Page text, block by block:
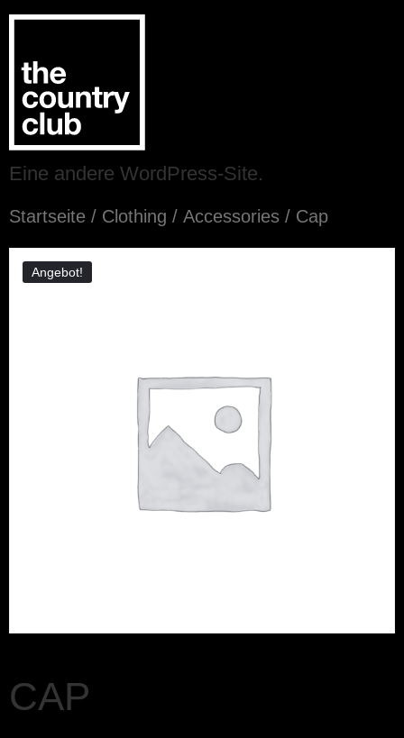
Eine andere WordPress-Site.
Startseite / Clothing / Accessories / Cap
Angebot!
CAP